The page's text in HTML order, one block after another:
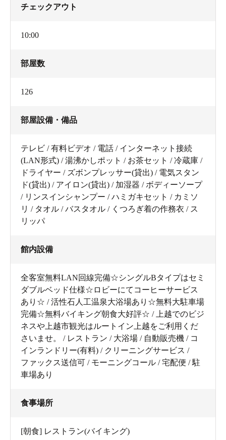
チェックアウト
10:00
部屋数
126
部屋設備・備品
テレビ / 有料ビデオ / 電話 / インターネット接続
(LAN形式) / 湯沸かしポット / お茶セット / 冷蔵庫 /
ドライヤー / ズボンプレッサー(貸出) / 電気スタン
ド(貸出) / アイロン(貸出) / 加湿器 / ボディーソープ
/ リンスインシャンプー / ハミガキセット / カミソ
リ / タオル / バスタオル / くつろぎ着の作務衣 / ス
リッパ
館内設備
全客室無料LAN回線完備☆シングルBタイプはセミ
ダブルベッド仕様☆ロビーにてコーヒーサービス
あり☆ / 活性石人工温泉大浴場あり☆無料大駐車場
完備☆無料バイキング朝食大好評☆ / 上越でのビジ
ネスや上越市観光はルートイン上越をご利用くだ
さいませ。 / レストラン / 大浴場 / 自動販売機 / コ
インランドリー(有料) / クリーニングサービス /
ファックス送信可 / モーニングコール / 宅配便 / 駐
車場あり
食事場所
[朝食] レストラン(バイキング)